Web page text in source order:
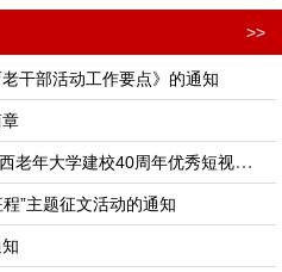
>>
干部活动工作要点》的通知
关于开展“四秩春秋•盛年风华”陕西老年大学建校40周年优秀短视频征集活动的通知
”主题征文活动的通知